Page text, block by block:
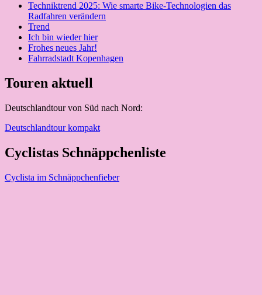
Techniktrend 2025: Wie smarte Bike-Technologien das
Radfahren verändern
Trend
Ich bin wieder hier
Frohes neues Jahr!
Fahrradstadt Kopenhagen
Touren aktuell
Deutschlandtour von Süd nach Nord:
Deutschlandtour kompakt
Cyclistas Schnäppchenliste
Cyclista im Schnäppchenfieber